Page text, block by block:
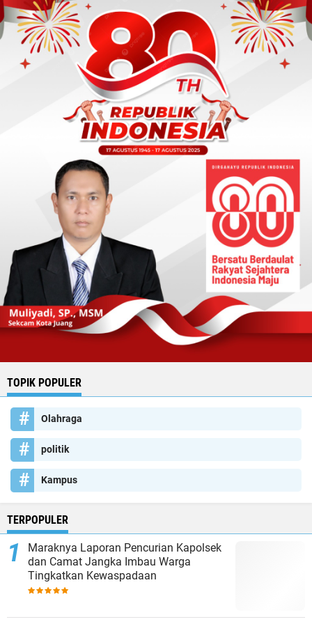
TOPIK POPULER
Olahraga
politik
Kampus
TERPOPULER
Maraknya Laporan Pencurian Kapolsek
dan Camat Jangka Imbau Warga
Tingkatkan Kewaspadaan